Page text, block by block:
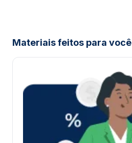
Materiais feitos para você